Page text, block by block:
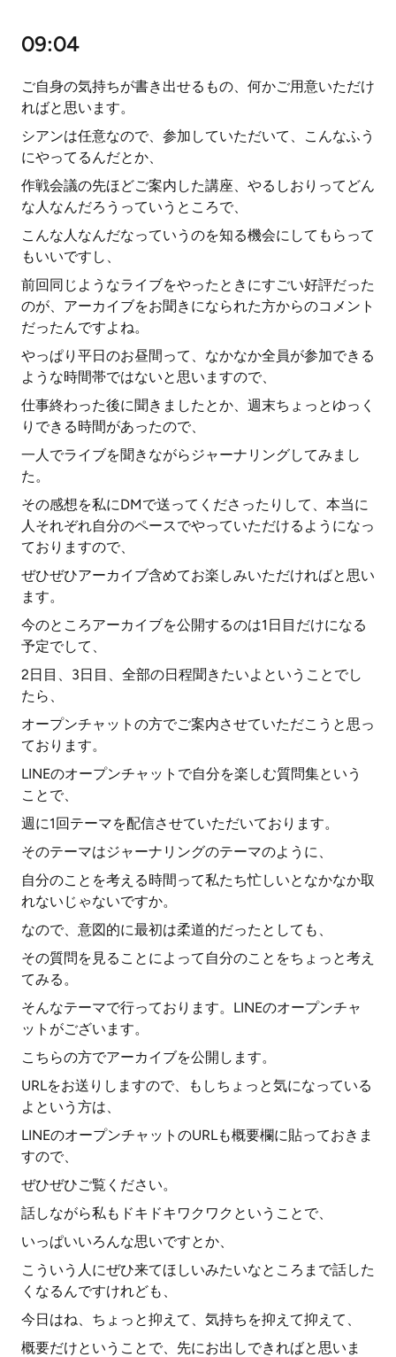
09:04
ご自身の気持ちが書き出せるもの、何かご用意いただけ
ればと思います。
シアンは任意なので、参加していただいて、こんなふう
にやってるんだとか、
作戦会議の先ほどご案内した講座、やるしおりってどん
な人なんだろうっていうところで、
こんな人なんだなっていうのを知る機会にしてもらって
もいいですし、
前回同じようなライブをやったときにすごい好評だった
のが、アーカイブをお聞きになられた方からのコメント
だったんですよね。
やっぱり平日のお昼間って、なかなか全員が参加できる
ような時間帯ではないと思いますので、
仕事終わった後に聞きましたとか、週末ちょっとゆっく
りできる時間があったので、
一人でライブを聞きながらジャーナリングしてみまし
た。
その感想を私にDMで送ってくださったりして、本当に
人それぞれ自分のペースでやっていただけるようになっ
ておりますので、
ぜひぜひアーカイブ含めてお楽しみいただければと思い
ます。
今のところアーカイブを公開するのは1日目だけになる
予定でして、
2日目、3日目、全部の日程聞きたいよということでし
たら、
オープンチャットの方でご案内させていただこうと思っ
ております。
LINEのオープンチャットで自分を楽しむ質問集という
ことで、
週に1回テーマを配信させていただいております。
そのテーマはジャーナリングのテーマのように、
自分のことを考える時間って私たち忙しいとなかなか取
れないじゃないですか。
なので、意図的に最初は柔道的だったとしても、
その質問を見ることによって自分のことをちょっと考え
てみる。
そんなテーマで行っております。LINEのオープンチャ
ットがございます。
こちらの方でアーカイブを公開します。
URLをお送りしますので、もしちょっと気になっている
よという方は、
LINEのオープンチャットのURLも概要欄に貼っておきま
すので、
ぜひぜひご覧ください。
話しながら私もドキドキワクワクということで、
いっぱいいろんな思いですとか、
こういう人にぜひ来てほしいみたいなところまで話した
くなるんですけれども、
今日はね、ちょっと抑えて、気持ちを抑えて抑えて、
概要だけということで、先にお出しできればと思いま